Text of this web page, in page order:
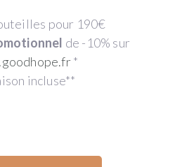
pour 190€
de -10% sur
*
incluse**